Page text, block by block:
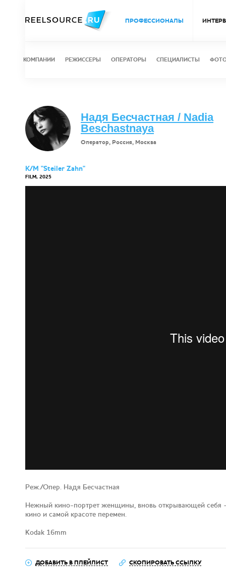
ПРОФЕССИОНАЛЫ
КОМПАНИИ РЕЖИССЕРЫ ОПЕРАТОРЫ СПЕЦИАЛИСТЫ
Надя Бесчастная / Nadia
Beschastnaya
Оператор, Россия, Москва
К/М "Steiler Zahn"
FILM, 2025
Реж./Опер. Надя Бесчастная
Нежный кино-портрет женщины, вновь открывающей себя
кино и самой красоте перемен.
Kodak 16mm
ДОБАВИТЬ В ПЛЕЙЛИСТ СКОПИРОВАТЬ ССЫЛКУ